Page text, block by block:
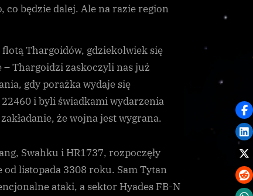
co będzie dalej. Ale na razie region
Thargoidów, gdziekolwiek się
– Thargoidzi zaskoczyli nas już
gdy porażka wydaje się
i byli świadkami wydarzenia
że wojna jest wygrana.
Swahku i HR1737, rozpoczęły
listopada 3308 roku. Sam Tytan
ataki, a sektor Hyades FB-N